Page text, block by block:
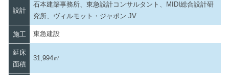
設計
石本建築事務所、東急設計コンサルタント、MIDI総合設計研
究所、ヴィルモット・ジャポン JV
施工 東急建設
延床
面積
31,994㎡